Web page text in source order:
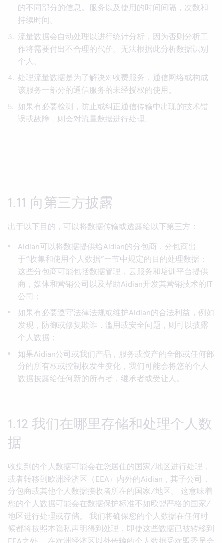
的不同部分的信息。服务以及使用的时间间隔，次数和
持续时间。
流量数据会自动处理以进行统计分析，因为否则分析工
作将需要付出不合理的代价。无法根据此分析数据识别
个人。
处理流量数据是为了解决对收费服务，通信网络或构成
该服务一部分的通信服务的未经授权的使用。
如果有必要检测，防止或纠正通信传输中出现的技术错
误或故障，则会对流量数据进行处理。
1.11 向第三方披露
出于以下目的，可以将数据传输或透露给以下第三方：
Aidian可以将数据提供给Aidian的分包商，分包商出
于“收集和使用个人数据”一节中规定的目的处理数据；
这些分包商可能包括数据管理，云服务和培训平台提供
商，媒体和营销公司以及帮助Aidian开发其营销技术的IT
公司；
如果有必要遵守法律法规或维护Aidian的合法利益，例如
发现，防御或修复欺诈，滥用或安全问题，则可以披露
个人数据；
如果Aidian公司或我们产品，服务或资产的全部或任何部
分的所有权或控制权发生变化，我们可能会将您的个人
数据披露给任何新的所有者，继承者或受让人。
1.12 我们在哪里存储和处理个人数
据
收集到的个人数据可能会在您居住的国家/地区进行处理，
或者转移到欧洲经济区（EEA）内外的Aidian，其子公司，
分包商或其他个人数据接收者所在的国家/地区。 这意味着
您的个人数据可能会在数据保护标准不如欧盟严格的国家/
地区进行处理或存储。 我们将确保您的个人数据在任何时
候都将按照本隐私声明得到处理，即使这些数据已被转移到
EEA之外。 在欧洲经济区以外传输的个人数据受欧盟委员会